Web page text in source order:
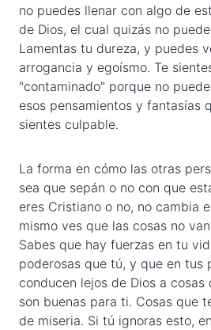
no puedes llenar con algo de
de Dios, el cual quizás no
Lamentas tu dureza, y puedes
arrogancia y egoísmo. Te
"contaminado" porque no
esos pensamientos y fantasías
sientes culpable.
La forma en cómo las otras
sea que sepán o no con que
eres Cristiano o no, no cambia
mismo ves que las cosas no
Sabes que hay fuerzas en tu
poderosas que tú, y que en tus
conducen lejos de Dios a cosas
son buenas para ti. Cosas que
de miseria. Si tú ignoras esto,